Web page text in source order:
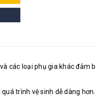
các loại phụ gia khác đảm
trình vệ sinh dễ dàng hơn.